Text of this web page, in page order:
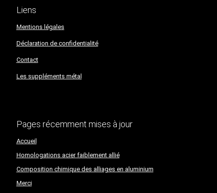
Liens
Mentions légales
Déclaration de confidentialité​​​​​​​
Contact
Les suppléments métal
Pages récemment mises à jour
Accueil
Homologations acier faiblement allié
Composition chimique des alliages en aluminium
Merci